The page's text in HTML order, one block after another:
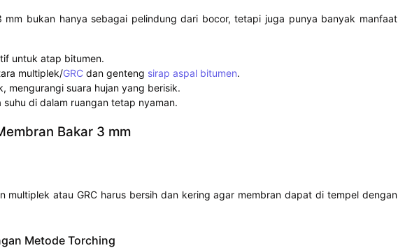
mm bukan hanya sebagai pelindung dari bocor, tetapi juga punya banyak manfaat
untuk atap bitumen.
multiplek/GRC dan genteng sirap aspal bitumen.
mengurangi suara hujan yang berisik.
suhu di dalam ruangan tetap nyaman.
Bakar 3 mm
multiplek atau GRC harus bersih dan kering agar membran dapat di tempel dengan
Metode Torching